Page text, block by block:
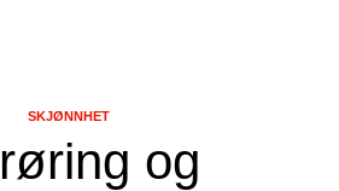
og
SKJØNNHET